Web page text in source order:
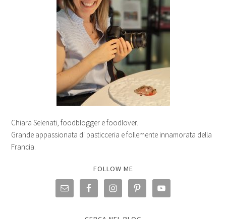
Chiara Selenati, foodblogger e foodlover.
Grande appassionata di pasticceria e follemente innamorata della
Francia.
FOLLOW ME